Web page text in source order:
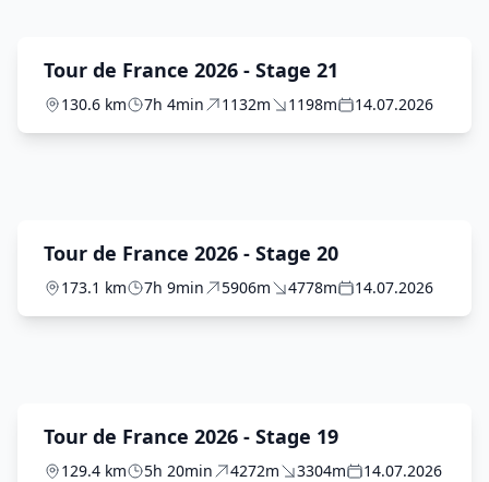
Tour de France 2026 - Stage 21
130.6 km 7h 4min 1132m 1198m 14.07.2026
Tour de France 2026 - Stage 20
173.1 km 7h 9min 5906m 4778m 14.07.2026
Tour de France 2026 - Stage 19
129.4 km 5h 20min 4272m 3304m 14.07.2026